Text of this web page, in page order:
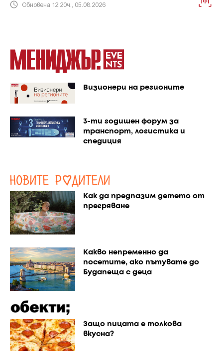
Обновена 12:20ч., 05.08.2026
Визионери на регионите
3-ти годишен форум за
транспорт, логистика и
спедиция
Как да предпазим детето от
прегряване
Какво непременно да
посетите, ако пътувате до
Будапеща с деца
Защо пицата е толкова
вкусна?